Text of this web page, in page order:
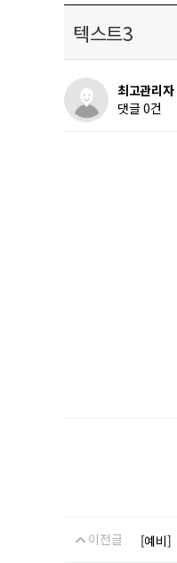
텍스트3
최고관리자
댓글 0건
이전글 [예비]